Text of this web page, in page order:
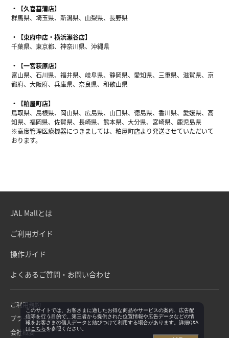
【久喜菖蒲店】
群馬県、埼玉県、新潟県、山梨県、長野県
【東府中店・横浜瀬谷店】
千葉県、東京都、神奈川県、沖縄県
【一宮萩原店】
富山県、石川県、福井県、岐阜県、静岡県、愛知県、三重県、滋賀県、京
都府、大阪府、兵庫県、奈良県、和歌山県
【粕屋町店】
鳥取県、島根県、岡山県、広島県、山口県、徳島県、香川県、愛媛県、高
知県、福岡県、佐賀県、長崎県、熊本県、大分県、宮崎県、鹿児島県
※高度管理医療機器につきましては、粕屋町店より発送させていただいて
おります。
JAL Mallとは
ご利用ガイド
操作ガイド
よくあるご質問・お問い合わせ
ご利用規約
プライバシーポリシー
会社概要
このサイトでは、お客さまに適したお得な商品やサービスの案内、広告配
信等を行う目的で、第三者から提供された位置情報や広告データなどの情
報をお客さまの個人データと結びつけて利用する場合があります。詳細Q&A
はこちらを参照ください。